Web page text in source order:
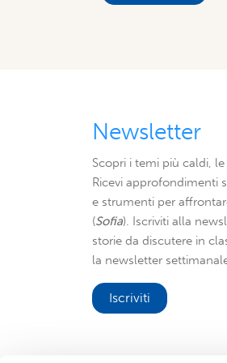
Newsletter
Scopri i temi più caldi,
Ricevi approfondimenti
e strumenti per
(Sofia). Iscriviti alla
storie da discutere in
la newsletter
Iscriviti